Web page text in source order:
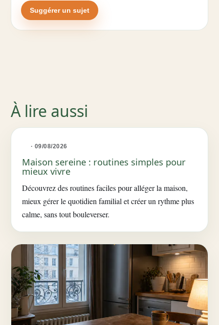
Suggérer un sujet
À lire aussi
· 09/08/2026
Maison sereine : routines simples pour
mieux vivre
Découvrez des routines faciles pour alléger la maison,
mieux gérer le quotidien familial et créer un rythme plus
calme, sans tout bouleverser.